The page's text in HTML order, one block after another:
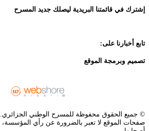
إشترك في قائمتنا البريدية ليصلك جديد المسرح
تابع أخبارنا على:
تصميم وبرمجة الموقع
© جميع الحقوق محفوظة للمسرح الوطني الجزائري.
صفحات الموقع لا تعبر بالضرورة عن رأي